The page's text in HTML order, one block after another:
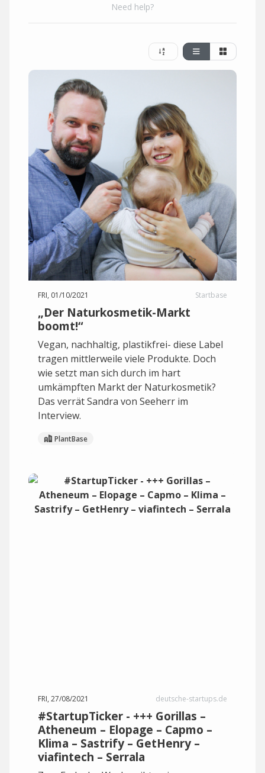
Need help?
FRI, 01/10/2021 Startbase
„Der Naturkosmetik-Markt
boomt!“
Vegan, nachhaltig, plastikfrei- diese Label
tragen mittlerweile viele Produkte. Doch
wie setzt man sich durch im hart
umkämpften Markt der Naturkosmetik?
Das verrät Sandra von Seeherr im
Interview.
PlantBase
FRI, 27/08/2021 deutsche-startups.de
#StartupTicker - +++ Gorillas –
Atheneum – Elopage – Capmo –
Klima – Sastrify – GetHenry –
viafintech – Serrala